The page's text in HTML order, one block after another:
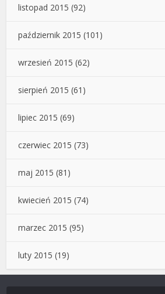
listopad 2015 (92)
październik 2015 (101)
wrzesień 2015 (62)
sierpień 2015 (61)
lipiec 2015 (69)
czerwiec 2015 (73)
maj 2015 (81)
kwiecień 2015 (74)
marzec 2015 (95)
luty 2015 (19)